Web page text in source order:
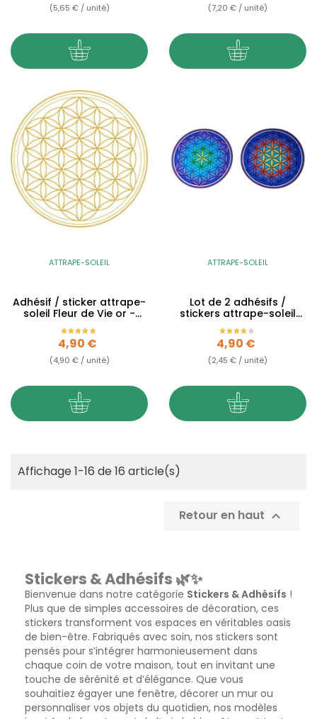
(5,65 € / unité) (7,20 € / unité)
ATTRAPE-SOLEIL
Adhésif / sticker attrape-
soleil Fleur de Vie or -
11.7cm
Prix
4,90 €
(4,90 € / unité)
ATTRAPE-SOLEIL
Lot de 2 adhésifs /
stickers attrape-soleil
Fleur de Vie - 6cm
Prix
4,90 €
(2,45 € / unité)
Affichage 1-16 de 16 article(s)
Retour en haut 
Stickers & Adhésifs 🌿✨
Bienvenue dans notre catégorie Stickers & Adhésifs !
Plus que de simples accessoires de décoration, ces
stickers transforment vos espaces en véritables oasis
de bien-être. Fabriqués avec soin, nos stickers sont
pensés pour s’intégrer harmonieusement dans
chaque coin de votre maison, tout en invitant une
touche de sérénité et d’élégance. Que vous
souhaitiez égayer une fenêtre, décorer un mur ou
personnaliser vos objets du quotidien, nos modèles